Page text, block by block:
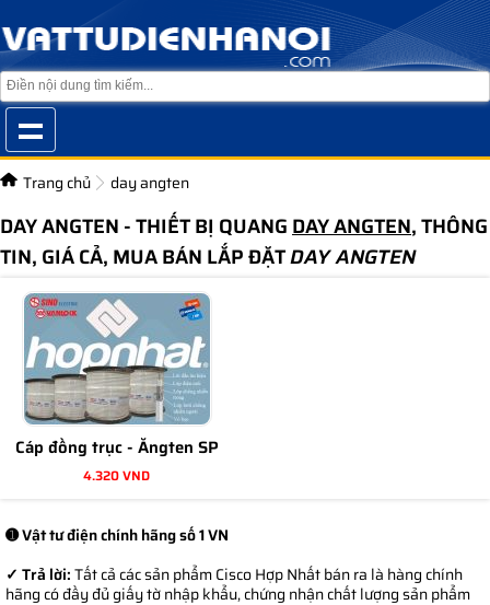
Trang chủ day angten
DAY ANGTEN - THIẾT BỊ QUANGDAY ANGTEN, THÔNG
TIN, GIÁ CẢ, MUA BÁN LẮP ĐẶTDAY ANGTEN
Cáp đồng trục - Ăngten SP
4.320 VND
➊ Vật tư điện chính hãng số 1 VN
✓ Trả lời:Tất cả các sản phẩm Cisco Hợp Nhất bán ra là hàng chính
hãng có đầy đủ giấy tờ nhập khẩu, chứng nhận chất lượng sản phẩm